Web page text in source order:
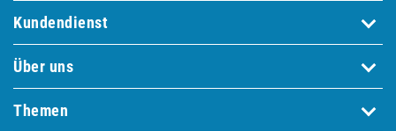
Kundendienst
Über uns
Themen